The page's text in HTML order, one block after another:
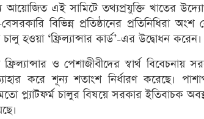
আয়োজিত এই সামিটে তথ্যপ্রযুক্তি খাতের
বিভিন্ন প্রতিষ্ঠানের প্রতিনিধিরা অংশ
চালু হওয়া ‘ফ্রিল্যান্সার কার্ড’-এর উদ্বোধন করেন।
ও পেশাজীবীদের স্বার্থ বিবেচনায়
করে শূন্য শতাংশ নির্ধারণ করেছে।
প্ল্যাটফর্ম চালুর বিষয়ে সরকার ইতিবাচক